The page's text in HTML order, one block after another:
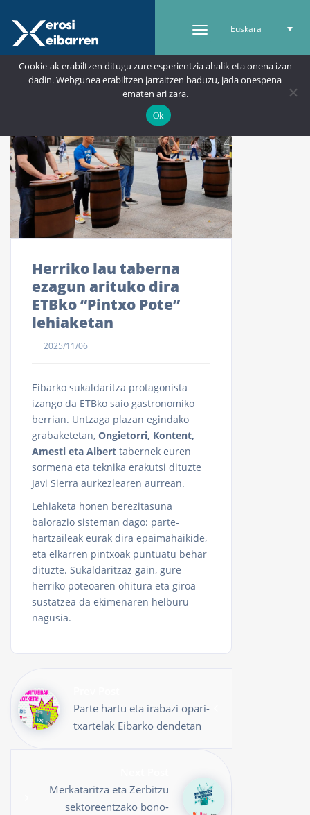
Euskara
Herriko lau taberna
ezagun arituko dira
ETBko “Pintxo Pote”
lehiaketan
2025/11/06
Eibarko sukaldaritza protagonista
izango da ETBko saio gastronomiko
berrian. Untzaga plazan egindako
grabaketetan, Ongietorri, Kontent,
Amesti eta Albert tabernek euren
sormena eta teknika erakutsi dituzte
Javi Sierra aurkezlearen aurrean.
Lehiaketa honen berezitasuna
balorazio sisteman dago: parte-
hartzaileak eurak dira epaimahaikide,
eta elkarren pintxoak puntuatu behar
dituzte. Sukaldaritzaz gain, gure
herriko poteoaren ohitura eta giroa
sustatzea da ekimenaren helburu
nagusia.
Parte hartu eta irabazi opari-
txartelak Eibarko dendetan
Merkataritza eta Zerbitzu
sektoreentzako bono-
Cookie-ak erabiltzen ditugu zure esperientzia ahalik eta onena izan
dadin. Webgunea erabiltzen jarraitzen baduzu, jada onespena
ematen ari zara.
Ok